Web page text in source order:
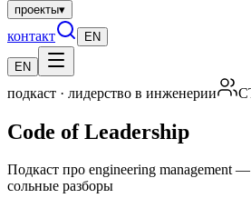
проекты▾
контакт EN
EN
подкаст · лидерство в инженерии
Code of Leadership
Подкаст про engineering management
сольные разборы